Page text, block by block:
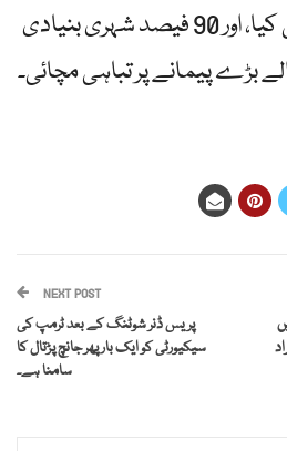
172,000 دیگر کو زخمی کیا، اور 90 فیصد شہری بنیادی
بڑے پیمانے پر تباہی مچائی۔
میں 13 افراد
NEXT POST
پریس ڈنر شوٹنگ کے بعد ٹرمپ کی
سیکیورٹی کو ایک بار پھر جانچ پڑتال کا
سامنا ہے۔